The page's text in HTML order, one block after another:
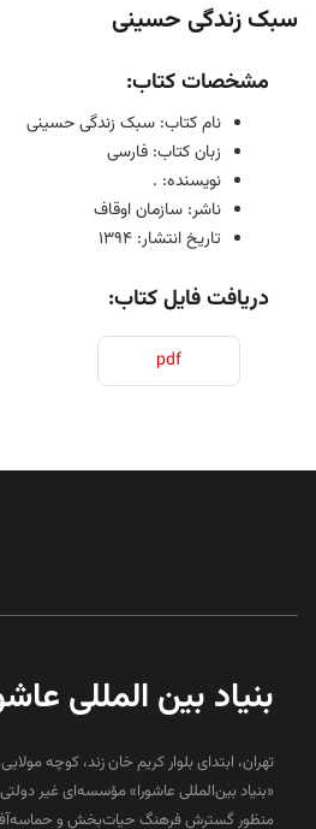
سبک زندگی حسینی
مشخصات کتاب:
نام کتاب: سبک زندگی حسینی
زبان کتاب: فارسی
نویسنده: .
ناشر: سازمان اوقاف
تاریخ انتشار: 1394
دریافت فایل کتاب:
pdf
بنیاد بین المللی
تهران، ابتدای بلوار کریم خان زند، کوچه
«بنیاد بین‌المللی عاشورا» مؤسسه‌ای غیر
منظور گسترش فرهنگ حیات‌بخش و